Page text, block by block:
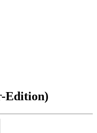
Edition)